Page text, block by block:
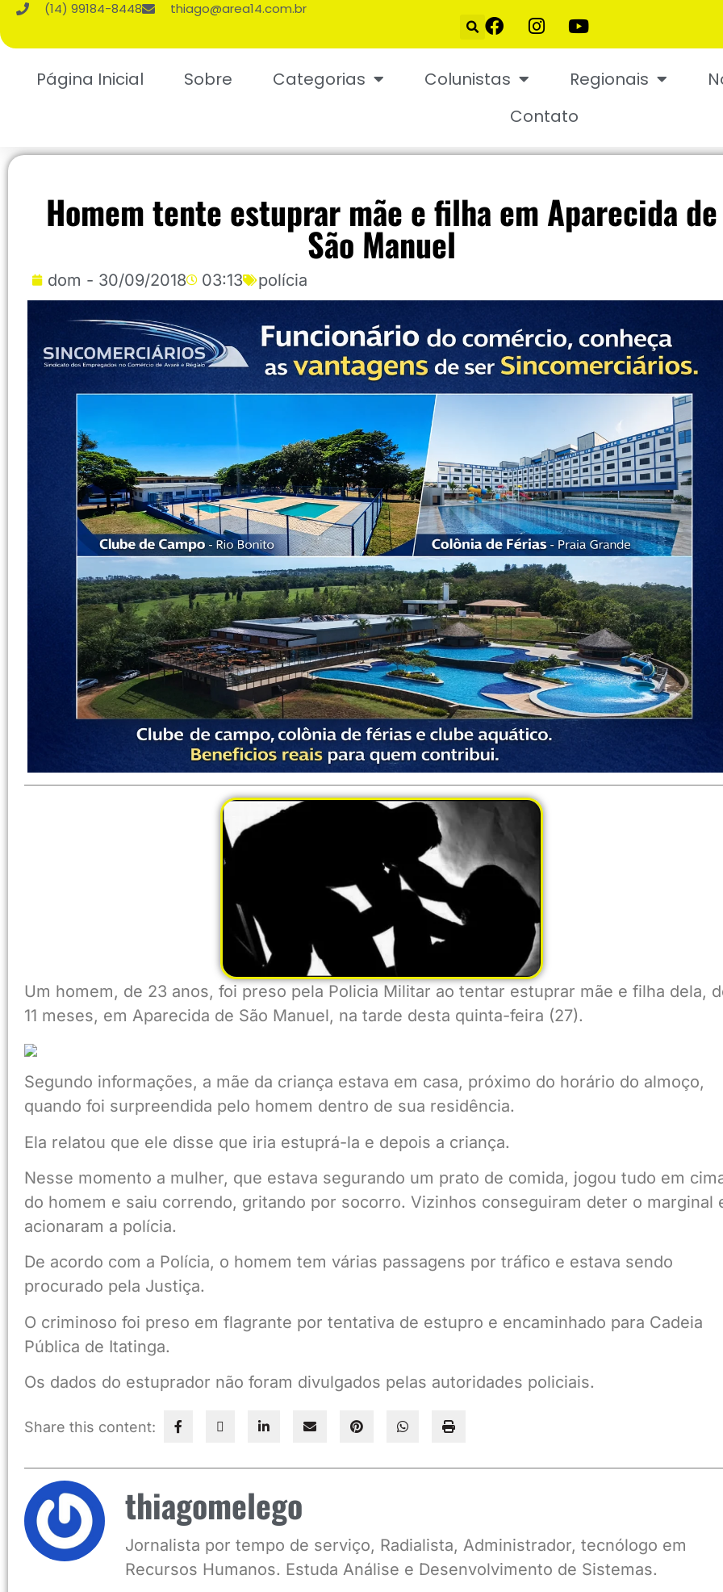
(14) 99184-8448 thiago@area14.com.br
Página Inicial Sobre Categorias Colunistas Regionais
Contato
Homem tente estuprar mãe e filha em Aparecida de
São Manuel
dom - 30/09/2018 03:13 polícia
Um homem, de 23 anos, foi preso pela Policia Militar ao tentar estuprar mãe e filha dela,
11 meses, em Aparecida de São Manuel, na tarde desta quinta-feira (27).
Segundo informações, a mãe da criança estava em casa, próximo do horário do almoço,
quando foi surpreendida pelo homem dentro de sua residência.
Ela relatou que ele disse que iria estuprá-la e depois a criança.
Nesse momento a mulher, que estava segurando um prato de comida, jogou tudo em
do homem e saiu correndo, gritando por socorro. Vizinhos conseguiram deter o marginal
acionaram a polícia.
De acordo com a Polícia, o homem tem várias passagens por tráfico e estava sendo
procurado pela Justiça.
O criminoso foi preso em flagrante por tentativa de estupro e encaminhado para Cadeia
Pública de Itatinga.
Os dados do estuprador não foram divulgados pelas autoridades policiais.
Share this content:
thiagomelego
Jornalista por tempo de serviço, Radialista, Administrador, tecnólogo em
Recursos Humanos. Estuda Análise e Desenvolvimento de Sistemas.